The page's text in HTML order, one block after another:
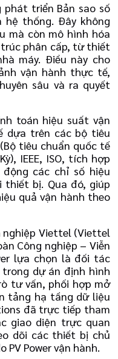
phát triển Bản sao số
hệ thống. Đây không
mà còn mô hình hóa
phân cấp, từ thiết
máy. Điều này cho
vận hành thực tế,
sâu và ra quyết
toán hiệu suất vận
dựa trên các bộ tiêu
tiêu chuẩn quốc tế
IEEE, ISO, tích hợp
các chỉ số hiệu
thiết bị. Qua đó, giúp
quả vận hành theo
nghiệp Viettel (Viettel
Công nghiệp – Viễn
lựa chọn là đối tác
dự án định hình
tư vấn, phối hợp mở
tảng hạ tầng dữ liệu
đã trực tiếp tham
giao diện trực quan
dõi các thiết bị chủ
Power vận hành.